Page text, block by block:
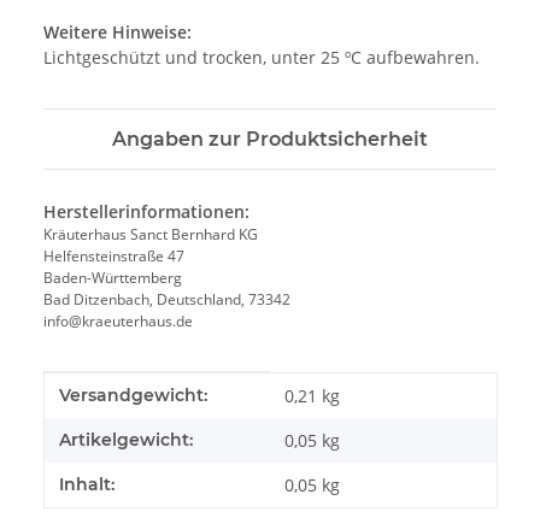
Weitere Hinweise:
Lichtgeschützt und trocken, unter 25 ºC aufbewahren.
Angaben zur Produktsicherheit
Herstellerinformationen:
Kräuterhaus Sanct Bernhard KG
Helfensteinstraße 47
Baden-Württemberg
Bad Ditzenbach, Deutschland, 73342
info@kraeuterhaus.de
Produkteigenschaft
Wert
Versandgewicht: 0,21 kg
Artikelgewicht: 0,05 kg
Inhalt: 0,05 kg